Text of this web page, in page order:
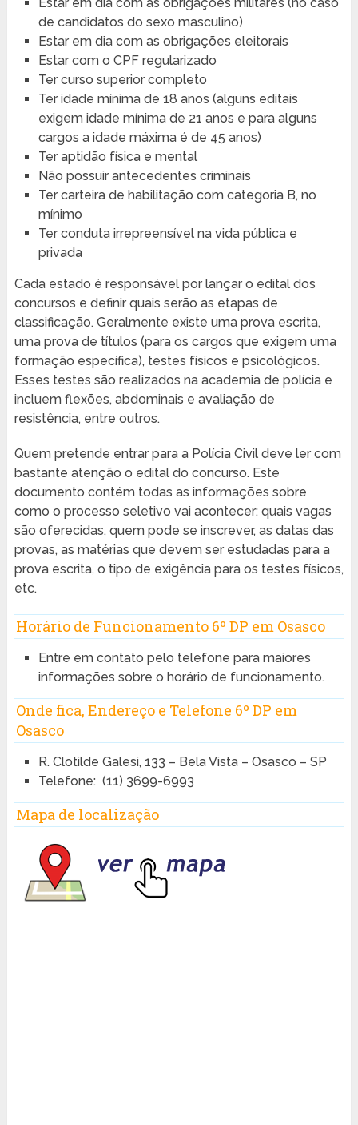
de candidatos do sexo masculino)
Estar em dia com as obrigações eleitorais
Estar com o CPF regularizado
Ter curso superior completo
Ter idade mínima de 18 anos (alguns editais
exigem idade mínima de 21 anos e para alguns
cargos a idade máxima é de 45 anos)
Ter aptidão física e mental
Não possuir antecedentes criminais
Ter carteira de habilitação com categoria B, no
mínimo
Ter conduta irrepreensível na vida pública e
privada
Cada estado é responsável por lançar o edital dos
concursos e definir quais serão as etapas de
classificação. Geralmente existe uma prova escrita,
uma prova de títulos (para os cargos que exigem uma
formação específica), testes físicos e psicológicos.
Esses testes são realizados na academia de polícia e
incluem flexões, abdominais e avaliação de
resistência, entre outros.
Quem pretende entrar para a Polícia Civil deve ler com
bastante atenção o edital do concurso. Este
documento contém todas as informações sobre
como o processo seletivo vai acontecer: quais vagas
são oferecidas, quem pode se inscrever, as datas das
provas, as matérias que devem ser estudadas para a
prova escrita, o tipo de exigência para os testes físicos,
etc.
Horário de Funcionamento 6º DP em Osasco
Entre em contato pelo telefone para maiores
informações sobre o horário de funcionamento.
Onde fica, Endereço e Telefone 6º DP em
Osasco
R. Clotilde Galesi, 133 – Bela Vista – Osasco – SP
Telefone: (11) 3699-6993
Mapa de localização